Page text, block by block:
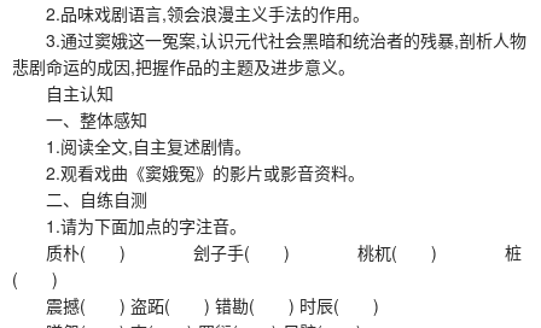
2.品味戏剧语言,领会浪漫主义手法的作用。
3.通过窦娥这一冤案,认识元代社会黑暗和统治者的残暴,剖析人物
悲剧命运的成因,把握作品的主题及进步意义。
自主认知
一、整体感知
1.阅读全文,自主复述剧情。
2.观看戏曲《窦娥冤》的影片或影音资料。
二、自练自测
1.请为下面加点的字注音。
质朴( ) 刽子手( ) 桃杌( ) 桩
( )
震撼( ) 盗跖( ) 错勘( ) 时辰( )